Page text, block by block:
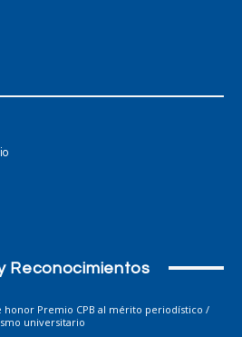
Reconocimientos
honor Premio CPB al mérito periodístico /
universitario